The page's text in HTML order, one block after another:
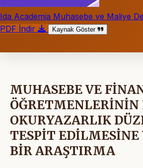
Ida Academia Muhasebe ve Maliye
PDF İndir
Kaynak Göster
MUHASEBE VE
OKURYAZARLIK
TESPİT EDİLMESİNE
BİR ARAŞTIRMA